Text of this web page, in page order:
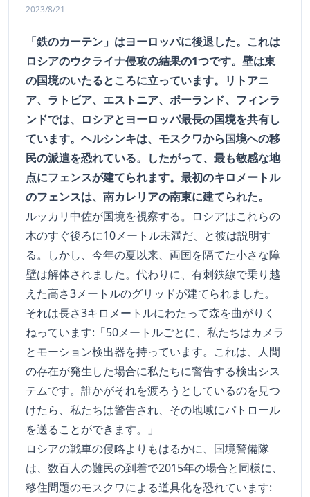
2023/8/21
「鉄のカーテン」はヨーロッパに後退した。これは
ロシアのウクライナ侵攻の結果の1つです。壁は東
の国境のいたるところに立っています。リトアニ
ア、ラトビア、エストニア、ポーランド、フィンラ
ンドでは、ロシアとヨーロッパ最長の国境を共有し
ています。ヘルシンキは、モスクワから国境への移
民の派遣を恐れている。したがって、最も敏感な地
点にフェンスが建てられます。最初のキロメートル
のフェンスは、南カレリアの南東に建てられた。
ルッカリ中佐が国境を視察する。ロシアはこれらの
木のすぐ後ろに10メートル未満だ、と彼は説明す
る。しかし、今年の夏以来、両国を隔てた小さな障
壁は解体されました。代わりに、有刺鉄線で乗り越
えた高さ3メートルのグリッドが建てられました。
それは長さ3キロメートルにわたって森を曲がりく
ねっています:「50メートルごとに、私たちはカメラ
とモーション検出器を持っています。これは、人間
の存在が発生した場合に私たちに警告する検出シス
テムです。誰かがそれを渡ろうとしているのを見つ
けたら、私たちは警告され、その地域にパトロール
を送ることができます。」
ロシアの戦車の侵略よりもはるかに、国境警備隊
は、数百人の難民の到着で2015年の場合と同様に、
移住問題のモスクワによる道具化を恐れています: